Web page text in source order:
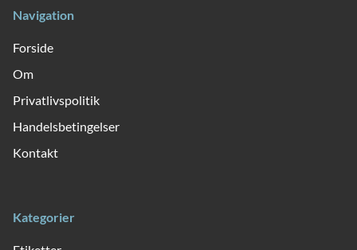
Navigation
Forside
Om
Privatlivspolitik
Handelsbetingelser
Kontakt
Kategorier